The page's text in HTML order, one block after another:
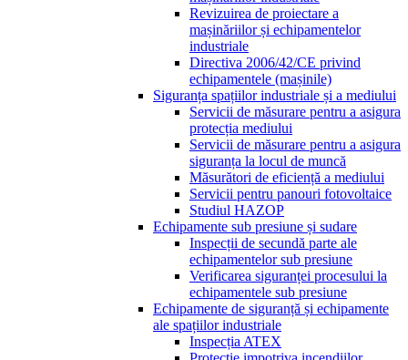
Revizuirea de proiectare a
mașinăriilor și echipamentelor
industriale
Directiva 2006/42/CE privind
echipamentele (mașinile)
Siguranța spațiilor industriale și a mediului
Servicii de măsurare pentru a asigura
protecția mediului
Servicii de măsurare pentru a asigura
siguranța la locul de muncă
Măsurători de eficiență a mediului
Servicii pentru panouri fotovoltaice
Studiul HAZOP
Echipamente sub presiune și sudare
Inspecții de secundă parte ale
echipamentelor sub presiune
Verificarea siguranței procesului la
echipamentele sub presiune
Echipamente de siguranță și echipamente
ale spațiilor industriale
Inspecția ATEX